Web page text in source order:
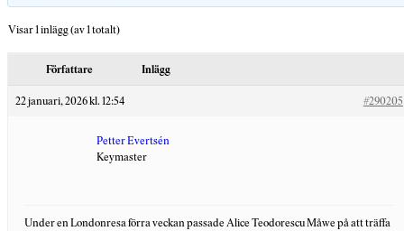
Visar 1 inlägg (av 1 totalt)
Författare Inlägg
22 januari, 2026 kl. 12:54 #290205
Petter Evertsén
Keymaster
Under en Londonresa förra veckan passade Alice Teodorescu Måwe på att träffa